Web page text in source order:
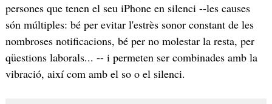
persones que tenen el seu iPhone en silenci --les causes
són múltiples: bé per evitar l'estrès sonor constant de les
nombroses notificacions, bé per no molestar la resta, per
qüestions laborals... -- i permeten ser combinades amb la
vibració, així com amb el so o el silenci.